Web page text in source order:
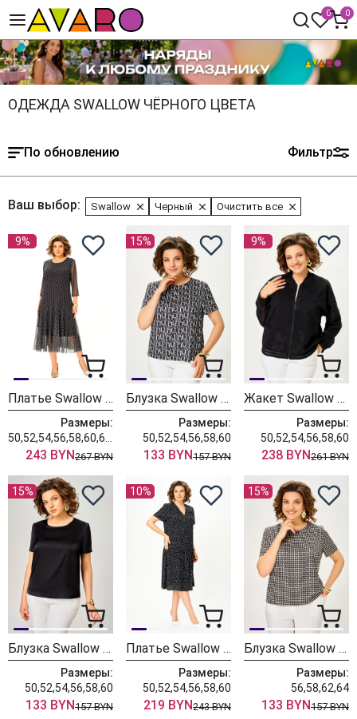
0 0
ОДЕЖДА SWALLOW ЧЁРНОГО ЦВЕТА
По обновлению Фильтр
Ваш выбор: Swallow Черный Очистить все
9%
Платье Swallow 922-1 черный+принт круги
Размеры:
243 BYN267 BYN
15%
Блузка Swallow 917-12 черный+принт Диор
Размеры:
50,52,54,56,58,60
133 BYN157 BYN
9%
Жакет Swallow 936-1 черный
Размеры:
50,52,54,56,58,60
238 BYN261 BYN
15%
Блузка Swallow 917 черный
Размеры:
50,52,54,56,58,60
133 BYN157 BYN
10%
Платье Swallow 908-1 черный+принт горох
Размеры:
50,52,54,56,58,60
219 BYN243 BYN
15%
Блузка Swallow 917-2
Размеры:
56,58,62,64
133 BYN157 BYN